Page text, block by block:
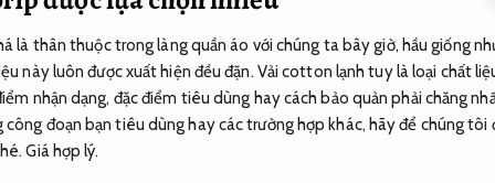
là thân thuộc trong làng quần áo với chúng ta bây giờ, hầu giống
này luôn được xuất hiện đều đặn. Vải cotton lạnh tuy là loại chất
nhận dạng, đặc điểm tiêu dùng hay cách bảo quản phải chăng
đoạn bạn tiêu dùng hay các trường hợp khác, hãy để chúng tôi
Giá hợp lý.